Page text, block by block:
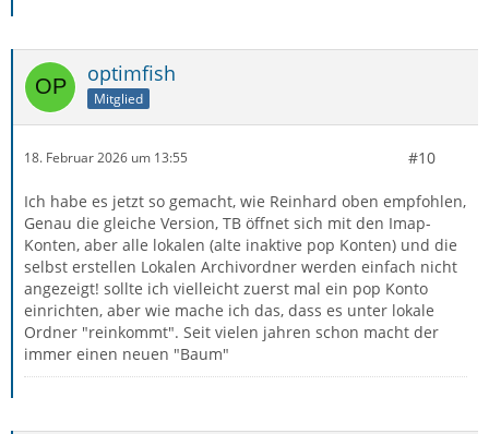
optimfish
Mitglied
18. Februar 2026 um 13:55 #10
Ich habe es jetzt so gemacht, wie Reinhard oben empfohlen,
Genau die gleiche Version, TB öffnet sich mit den Imap-
Konten, aber alle lokalen (alte inaktive pop Konten) und die
selbst erstellen Lokalen Archivordner werden einfach nicht
angezeigt! sollte ich vielleicht zuerst mal ein pop Konto
einrichten, aber wie mache ich das, dass es unter lokale
Ordner "reinkommt". Seit vielen jahren schon macht der
immer einen neuen "Baum"